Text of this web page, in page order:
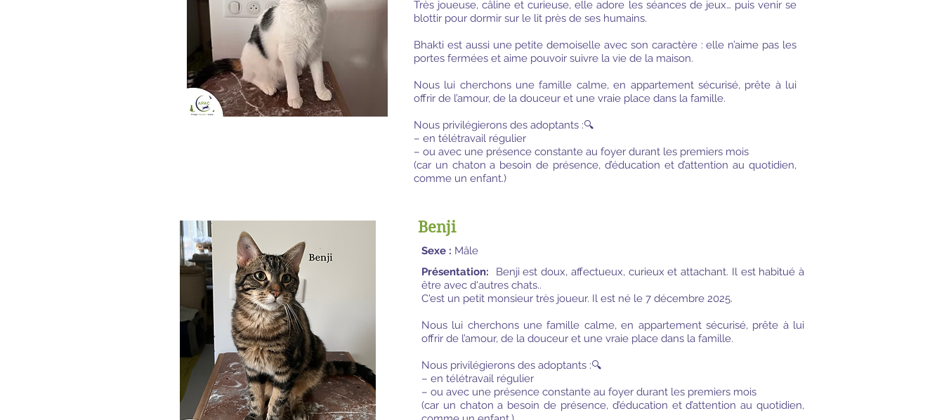
Très joueuse, câline et curieuse, elle adore les séances de jeux… puis venir se
blottir pour dormir sur le lit près de ses humains.
Bhakti est aussi une petite demoiselle avec son caractère : elle n’aime pas les
portes fermées et aime pouvoir suivre la vie de la maison.
Nous lui cherchons une famille calme, en appartement sécurisé, prête à lui
offrir de l’amour, de la douceur et une vraie place dans la famille.
Nous privilégierons des adoptants :🔍
– en télétravail régulier
– ou avec une présence constante au foyer durant les premiers mois
(car un chaton a besoin de présence, d’éducation et d’attention au quotidien,
comme un enfant.)
Benji
Sexe : Mâle
Présentation:
Benji est doux, affectueux, curieux et attachant. Il est habitué à
être avec d'autres chats..
C'est un petit monsieur très joueur. Il est né le 7 décembre 2025.
Nous lui cherchons une famille calme, en appartement sécurisé, prête à lui
offrir de l’amour, de la douceur et une vraie place dans la famille.
Nous privilégierons des adoptants :🔍
– en télétravail régulier
– ou avec une présence constante au foyer durant les premiers mois
(car un chaton a besoin de présence, d’éducation et d’attention au quotidien,